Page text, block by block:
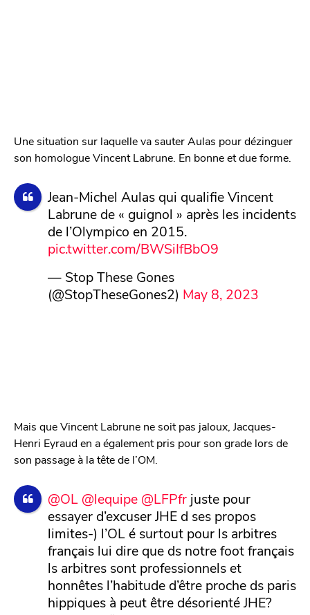
Une situation sur laquelle va sauter Aulas pour dézinguer
son homologue Vincent Labrune. En bonne et due forme.
Jean-Michel Aulas qui qualifie Vincent
Labrune de « guignol » après les incidents
de l’Olympico en 2015.
pic.twitter.com/BWSiIfBbO9
— Stop These Gones
(@StopTheseGones2) May 8, 2023
Mais que Vincent Labrune ne soit pas jaloux, Jacques-
Henri Eyraud en a également pris pour son grade lors de
son passage à la tête de l’OM.
@OL @lequipe @LFPfrjuste pour
essayer d’excuser JHE d ses propos
limites-) l’OL é surtout pour ls arbitres
français lui dire que ds notre foot français
ls arbitres sont professionnels et
honnêtes l’habitude d’être proche ds paris
hippiques à peut être désorienté JHE?